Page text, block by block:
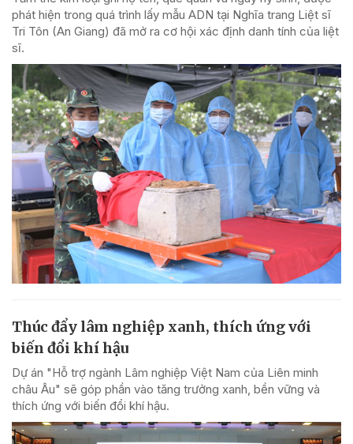
phát hiện trong quá trình lấy mẫu ADN tại Nghĩa trang Liệt sĩ
Tri Tôn (An Giang) đã mở ra cơ hội xác định danh tính của liệt
sĩ.
Thúc đẩy lâm nghiệp xanh, thích ứng với
biến đổi khí hậu
Dự án "Hỗ trợ ngành Lâm nghiệp Việt Nam của Liên minh
châu Âu" sẽ góp phần vào tăng trưởng xanh, bền vững và
thích ứng với biến đổi khí hậu.